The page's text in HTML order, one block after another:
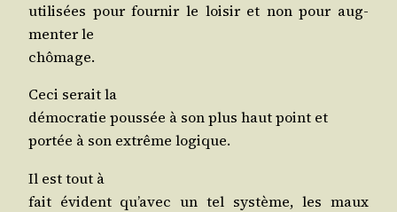
uti­li­sées pour four­nir le loi­sir et non pour aug­
men­ter le
chômage.
Ceci serait la
démo­cra­tie pous­sée à son plus haut point et
por­tée à son extrême logique.
Il est tout à
fait évident qu’a­vec un tel sys­tème, les maux